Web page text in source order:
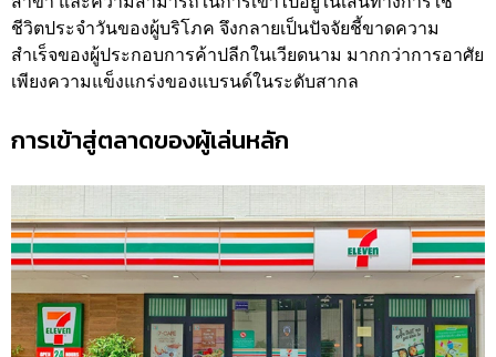
ชีวิตประจำวันของผู้บริโภค จึงกลายเป็นปัจจัยชี้ขาดความ
สำเร็จของผู้ประกอบการค้าปลีกในเวียดนาม มากกว่าการอาศัย
เพียงความแข็งแกร่งของแบรนด์ในระดับสากล
การเข้าสู่ตลาดของผู้เล่นหลัก